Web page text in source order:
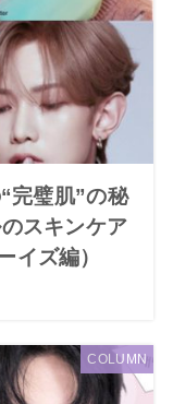
完璧肌”の秘
スキンケア
イズ編）
COLUMN